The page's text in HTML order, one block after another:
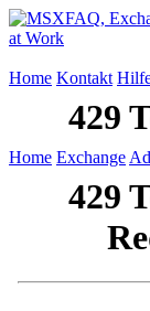
Home Kontakt
Home Exchange